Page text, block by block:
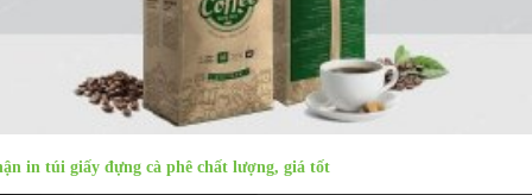
in túi giấy đựng cà phê chất lượng, giá tốt